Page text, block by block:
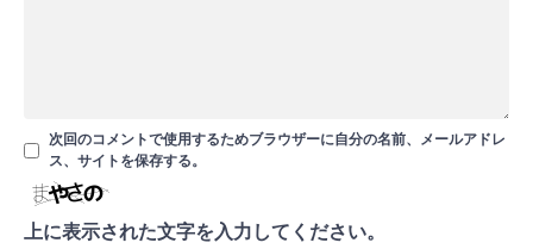
次回のコメントで使用するためブラウザーに自分の名前、メールアドレ
ス、サイトを保存する。
上に表示された文字を入力してください。